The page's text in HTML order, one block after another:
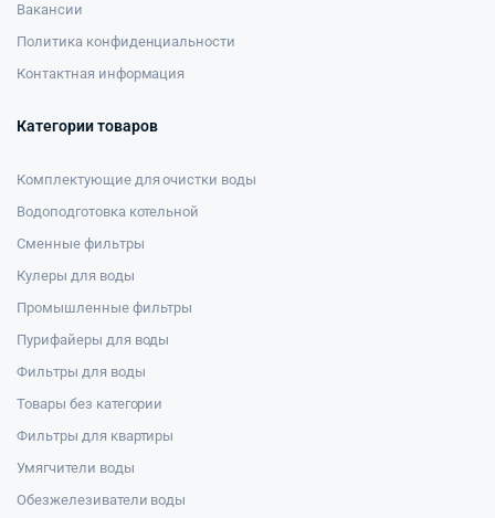
Вакансии
Политика конфиденциальности
Контактная информация
Категории товаров
Комплектующие для очистки воды
Водоподготовка котельной
Сменные фильтры
Кулеры для воды
Промышленные фильтры
Пурифайеры для воды
Фильтры для воды
Товары без категории
Фильтры для квартиры
Умягчители воды
Обезжелезиватели воды